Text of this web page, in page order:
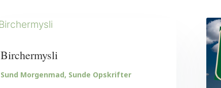
Birchermysli
Sund Morgenmad, Sunde Opskrifter